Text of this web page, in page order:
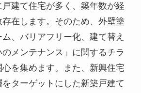
建て住宅が多く、築年数が経
在します。そのため、外壁塗
、バリアフリー化、建て替え
メンテナンス」に関するチラ
を集めます。また、新興住宅
ターゲットにした新築戸建て